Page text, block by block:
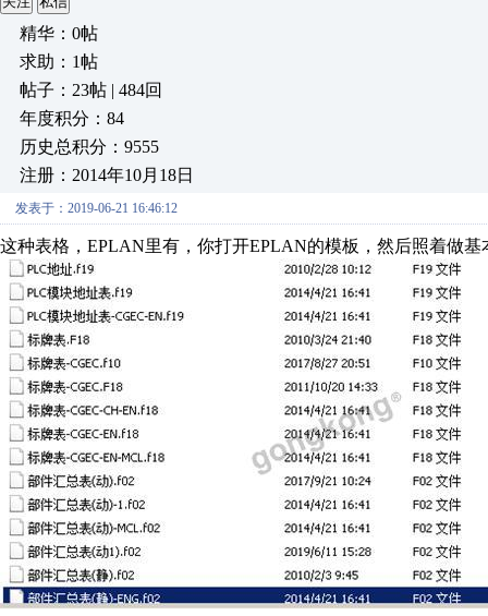
精华：0帖
求助：1帖
帖子：23帖 | 484回
年度积分：84
历史总积分：9555
注册：2014年10月18日
发表于：2019-06-21 16:46:12
这种表格，EPLAN里有，你打开EPLAN的模板，然后照着做